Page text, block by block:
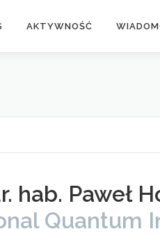
AKTYWNOŚĆ
hab. Paweł
Quantum